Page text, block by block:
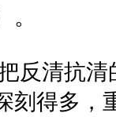
清抗清
刻得多，